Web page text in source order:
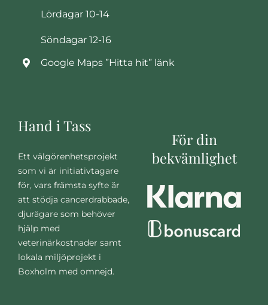
Lördagar 10-14
Söndagar 12-16
Google Maps ”Hitta hit” länk
Hand i Tass
Ett välgörenhetsprojekt
som vi är initiativtagare
för, vars främsta syfte är
att stödja cancerdrabbade,
djurägare som behöver
hjälp med
veterinärkostnader samt
lokala miljöprojekt i
Boxholm med omnejd.
För din
bekvämlighet